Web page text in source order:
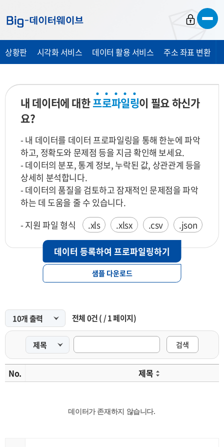
가
가
가
상황판 시각화 서비스 데이터 활용 서비스 주소 좌표 변환
샘플 다운로드
내 데이터에 대한프로파일링이 필요 하신가
요?
- 내 데이터를 데이터 프로파일링을 통해 한눈에 파악
하고, 정확도와 문제점 등을 지금 확인해 보세요.
- 데이터의 분포, 통계 정보, 누락된 값, 상관관계 등을
상세히 분석합니다.
- 데이터의 품질을 검토하고 잠재적인 문제점을 파악
하는 데 도움을 줄 수 있습니다.
- 지원 파일 형식
.xls .xlsx .csv .json
데이터 등록하여 프로파일링하기
전체0건( /1페이지)
검색
No. 제목
데이터가 존재하지 않습니다.